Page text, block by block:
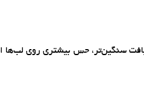
سنگین‌تر، حس بیشتری روی لب‌ها